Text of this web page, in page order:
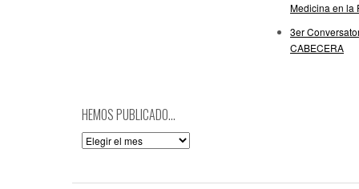
Medicina en la
3er
CABECERA
HEMOS PUBLICADO…
Hemos